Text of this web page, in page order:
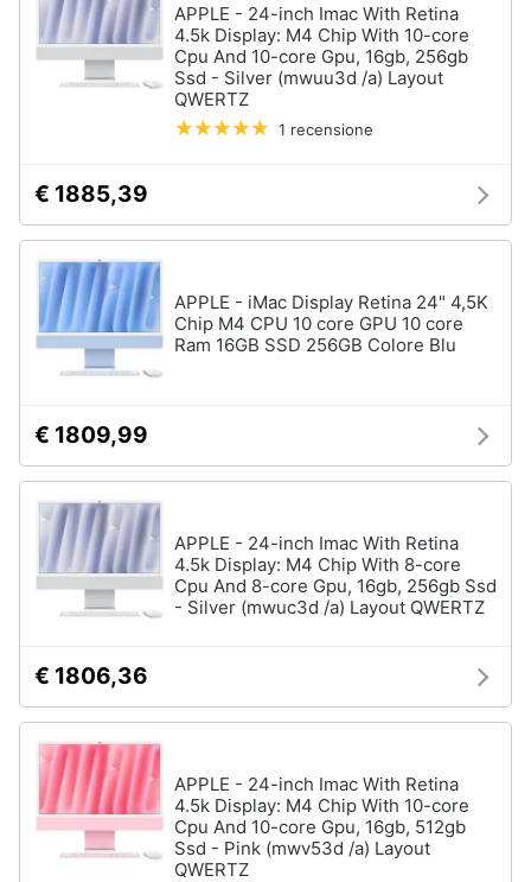
APPLE - 24-inch Imac With Retina
4.5k Display: M4 Chip With 10-core
Cpu And 10-core Gpu, 16gb, 256gb
Ssd - Silver (mwuu3d /a) Layout
QWERTZ
1 recensione
€ 1885,39
APPLE - iMac Display Retina 24" 4,5K
Chip M4 CPU 10 core GPU 10 core
Ram 16GB SSD 256GB Colore Blu
€ 1809,99
APPLE - 24-inch Imac With Retina
4.5k Display: M4 Chip With 8-core
Cpu And 8-core Gpu, 16gb, 256gb Ssd
- Silver (mwuc3d /a) Layout QWERTZ
€ 1806,36
APPLE - 24-inch Imac With Retina
4.5k Display: M4 Chip With 10-core
Cpu And 10-core Gpu, 16gb, 512gb
Ssd - Pink (mwv53d /a) Layout
QWERTZ